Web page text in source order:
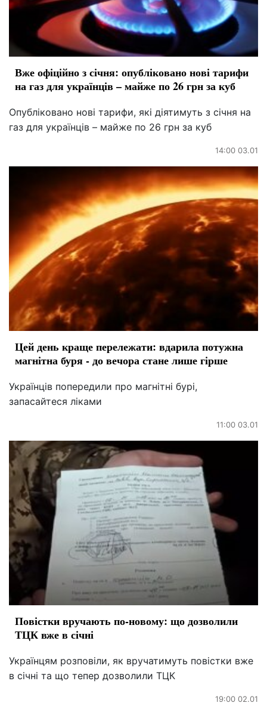
Вже офіційно з січня: опубліковано нові тарифи
на газ для українців – майже по 26 грн за куб
Опубліковано нові тарифи, які діятимуть з січня на
газ для українців – майже по 26 грн за куб
14:00 03.01
Цей день краще перележати: вдарила потужна
магнітна буря - до вечора стане лише гірше
Українців попередили про магнітні бурі,
запасайтеся ліками
11:00 03.01
Повістки вручають по-новому: що дозволили
ТЦК вже в січні
Українцям розповіли, як вручатимуть повістки вже
в січні та що тепер дозволили ТЦК
19:00 02.01